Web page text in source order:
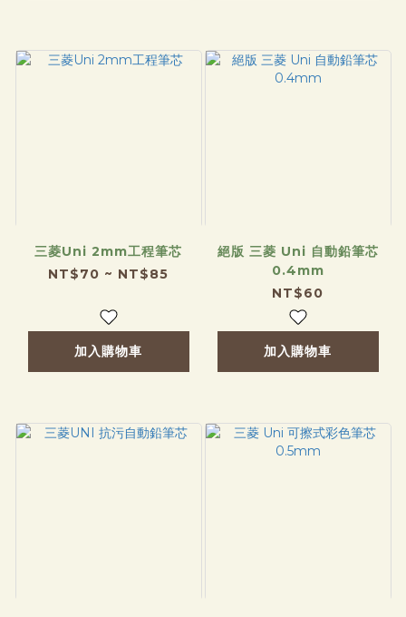
三菱Uni 2mm工程筆芯
NT$70 ~ NT$85
加入購物車
絕版 三菱 Uni 自動鉛筆芯
0.4mm
NT$60
加入購物車